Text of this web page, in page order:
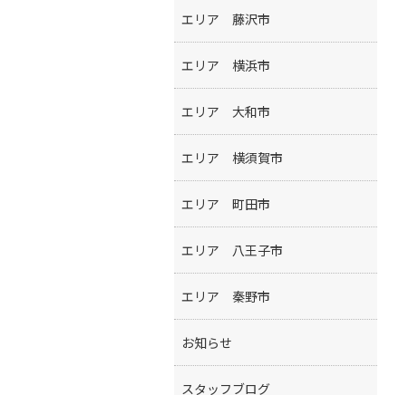
エリア 藤沢市
エリア 横浜市
エリア 大和市
エリア 横須賀市
エリア 町田市
エリア 八王子市
エリア 秦野市
お知らせ
スタッフブログ